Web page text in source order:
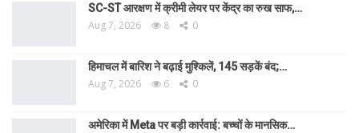
SC-ST आरक्षण में क्रीमी लेयर पर केंद्र का रुख साफ,…
Aug 7, 2026 8 0
हिमाचल में बारिश ने बढ़ाई मुश्किलें, 145 सड़कें बंद;…
Aug 7, 2026 6 0
अमेरिका में Meta पर बड़ी कार्रवाई: बच्चों के मानसिक…